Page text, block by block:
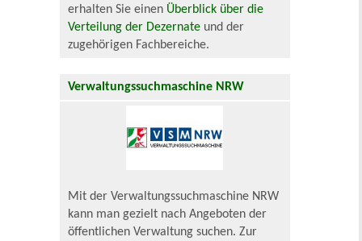
erhalten Sie einen Überblick über die
Verteilung der Dezernate und der
zugehörigen Fachbereiche.
Verwaltungssuchmaschine NRW
Mit der Verwaltungssuchmaschine NRW
kann man gezielt nach Angeboten der
öffentlichen Verwaltung suchen. Zur